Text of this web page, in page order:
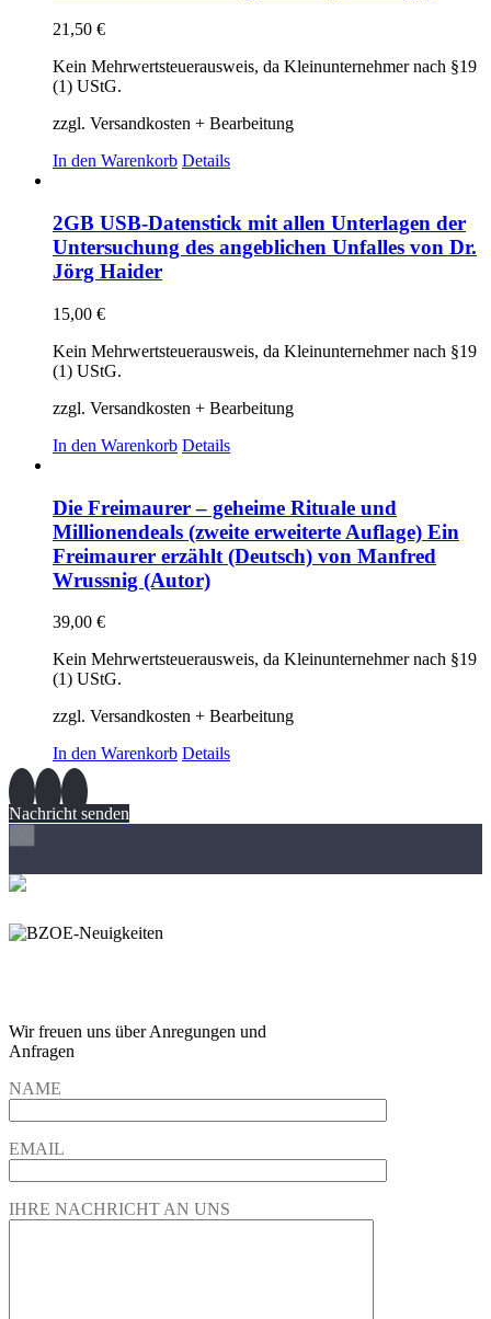
21,50 €
Kein Mehrwertsteuerausweis, da Kleinunternehmer nach §19
(1) UStG.
zzgl. Versandkosten + Bearbeitung
In den Warenkorb Details
2GB USB-Datenstick mit allen Unterlagen der
Untersuchung des angeblichen Unfalles von Dr.
Jörg Haider
15,00 €
Kein Mehrwertsteuerausweis, da Kleinunternehmer nach §19
(1) UStG.
zzgl. Versandkosten + Bearbeitung
In den Warenkorb Details
Die Freimaurer – geheime Rituale und
Millionendeals (zweite erweiterte Auflage) Ein
Freimaurer erzählt (Deutsch) von Manfred
Wrussnig (Autor)
39,00 €
Kein Mehrwertsteuerausweis, da Kleinunternehmer nach §19
(1) UStG.
zzgl. Versandkosten + Bearbeitung
In den Warenkorb Details
Nachricht senden
Wir freuen uns über Anregungen und
Anfragen
NAME
EMAIL
IHRE NACHRICHT AN UNS